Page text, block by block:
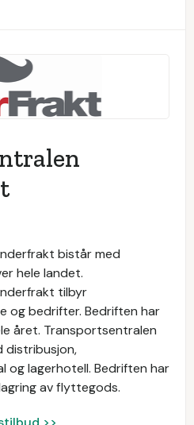
bistår med
hele landet.
tilbyr
og bedrifter. Bedriften har
året. Transportsentralen
distribusjon,
lagerhotell. Bedriften har
av flyttegods.